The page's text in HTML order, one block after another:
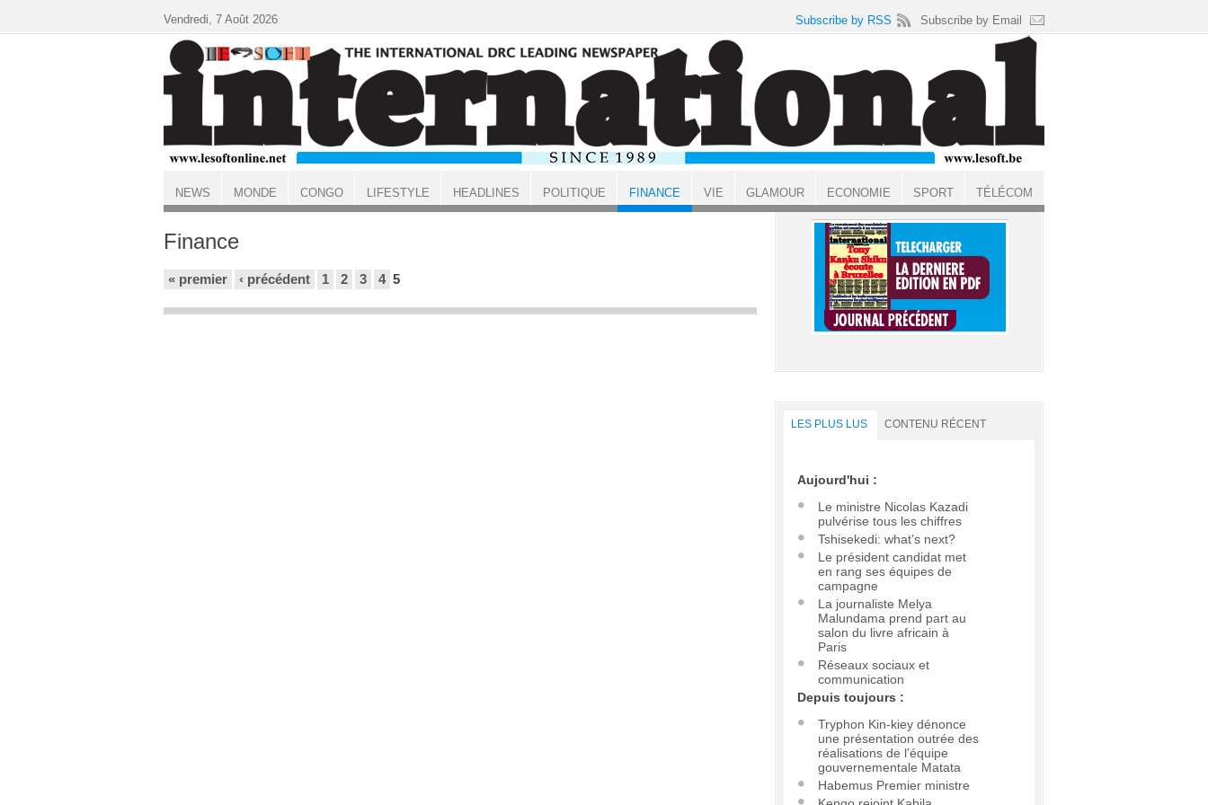
ACCUEIL
Finance
« premier ‹ précédent 1 2 3 4 5
LES PLUS LUS CONTENU RÉCENT
Aujourd'hui :
Le ministre Nicolas Kazadi
pulvérise tous les chiffres
Tshisekedi: what’s next?
Le président candidat met
en rang ses équipes de
campagne
La journaliste Melya
Malundama prend part au
salon du livre africain à
Paris
Réseaux sociaux et
communication
Depuis toujours :
Tryphon Kin-kiey dénonce
une présentation outrée des
réalisations de l’équipe
gouvernementale Matata
Habemus Premier ministre
Vendredi, 7 Août 2026 Subscribe by RSS Subscribe by Email
NEWS MONDE CONGO LIFESTYLE HEADLINES POLITIQUE FINANCE VIE GLAMOUR ECONOMIE SPORT TÉLÉCOM